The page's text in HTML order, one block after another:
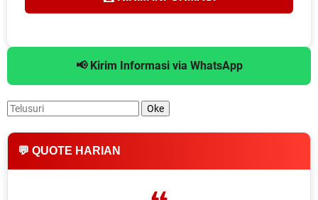
📢 Kirim Informasi via WhatsApp
💬 QUOTE HARIAN